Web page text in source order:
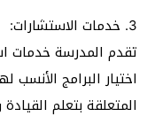
3. خدمات الاستشارات:
تقدم المدرسة خدمات
اختيار البرامج
المتعلقة بتعلم